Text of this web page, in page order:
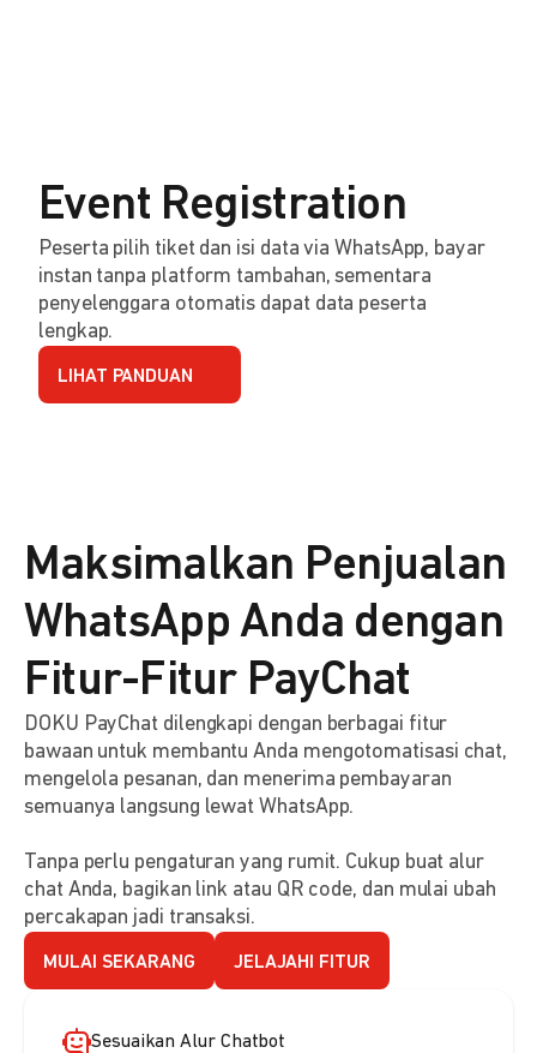
Event Registration
Peserta pilih tiket dan isi data via WhatsApp, bayar
instan tanpa platform tambahan, sementara
penyelenggara otomatis dapat data peserta
lengkap.
LIHAT PANDUAN
Maksimalkan Penjualan
WhatsApp Anda dengan
Fitur-Fitur PayChat
DOKU PayChat dilengkapi dengan berbagai fitur
bawaan untuk membantu Anda mengotomatisasi chat,
mengelola pesanan, dan menerima pembayaran
semuanya langsung lewat WhatsApp.
Tanpa perlu pengaturan yang rumit. Cukup buat alur
chat Anda, bagikan link atau QR code, dan mulai ubah
percakapan jadi transaksi.
MULAI SEKARANG JELAJAHI FITUR
Sesuaikan Alur Chatbot